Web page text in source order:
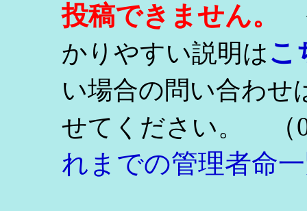
投稿できません。
かりやすい説明はこ
い場合の問い合わせ
せてください。
（
れまでの管理者命